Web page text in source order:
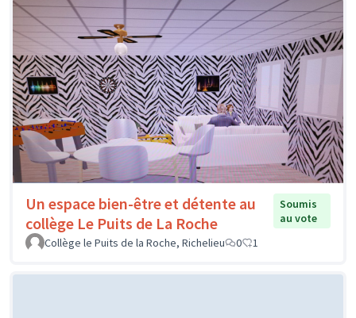
Un espace bien-être et détente au
collège Le Puits de La Roche
Soumis
au vote
Collège le Puits de la Roche, Richelieu
0 1